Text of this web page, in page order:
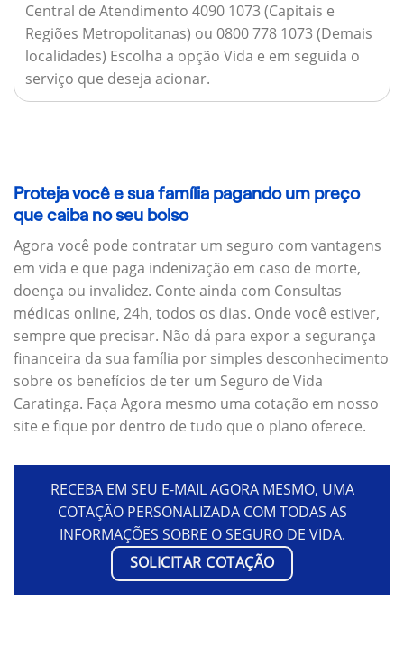
Central de Atendimento 4090 1073 (Capitais e
Regiões Metropolitanas) ou 0800 778 1073 (Demais
localidades) Escolha a opção Vida e em seguida o
serviço que deseja acionar.
Proteja você e sua família pagando um preço
que caiba no seu bolso
Agora você pode contratar um seguro com vantagens
em vida e que paga indenização em caso de morte,
doença ou invalidez. Conte ainda com Consultas
médicas online, 24h, todos os dias. Onde você estiver,
sempre que precisar. Não dá para expor a segurança
financeira da sua família por simples desconhecimento
sobre os benefícios de ter um Seguro de Vida
Caratinga. Faça Agora mesmo uma cotação em nosso
site e fique por dentro de tudo que o plano oferece.
RECEBA EM SEU E-MAIL AGORA MESMO, UMA
COTAÇÃO PERSONALIZADA COM TODAS AS
INFORMAÇÕES SOBRE O SEGURO DE VIDA.
SOLICITAR COTAÇÃO